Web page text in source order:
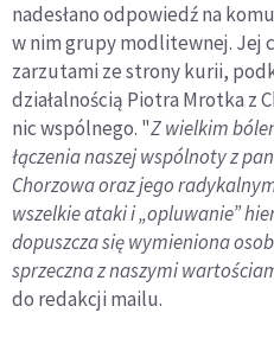
nadesłano odpowiedź na
w nim grupy modlitewnej. Jej
zarzutami ze strony kurii,
działalnością Piotra Mrotka z
nic wspólnego. "Z wielkim
łączenia naszej wspólnoty z
Chorzowa oraz jego
wszelkie ataki i „opluwanie”
dopuszcza się wymieniona
sprzeczna z naszymi
do redakcji mailu.